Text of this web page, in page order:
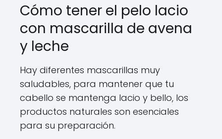
Cómo tener el pelo lacio
con mascarilla de avena
y leche
Hay diferentes mascarillas muy
saludables, para mantener que tu
cabello se mantenga lacio y bello, los
productos naturales son esenciales
para su preparación.